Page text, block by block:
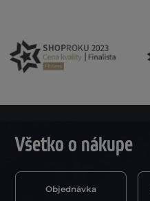
Všetko o nákupe
Objednávka